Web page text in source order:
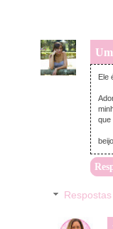
Ele
que
Respostas